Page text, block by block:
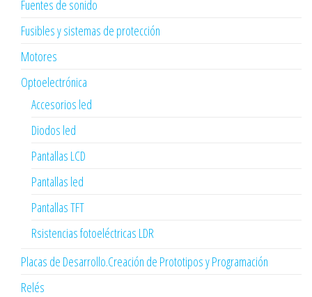
Fuentes de sonido
Fusibles y sistemas de protección
Motores
Optoelectrónica
Accesorios led
Diodos led
Pantallas LCD
Pantallas led
Pantallas TFT
Rsistencias fotoeléctricas LDR
Placas de Desarrollo.Creación de Prototipos y Programación
Relés